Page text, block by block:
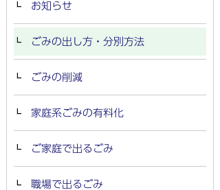
お知らせ
ごみの出し方・分別方法
ごみの削減
家庭系ごみの有料化
ご家庭で出るごみ
職場で出るごみ